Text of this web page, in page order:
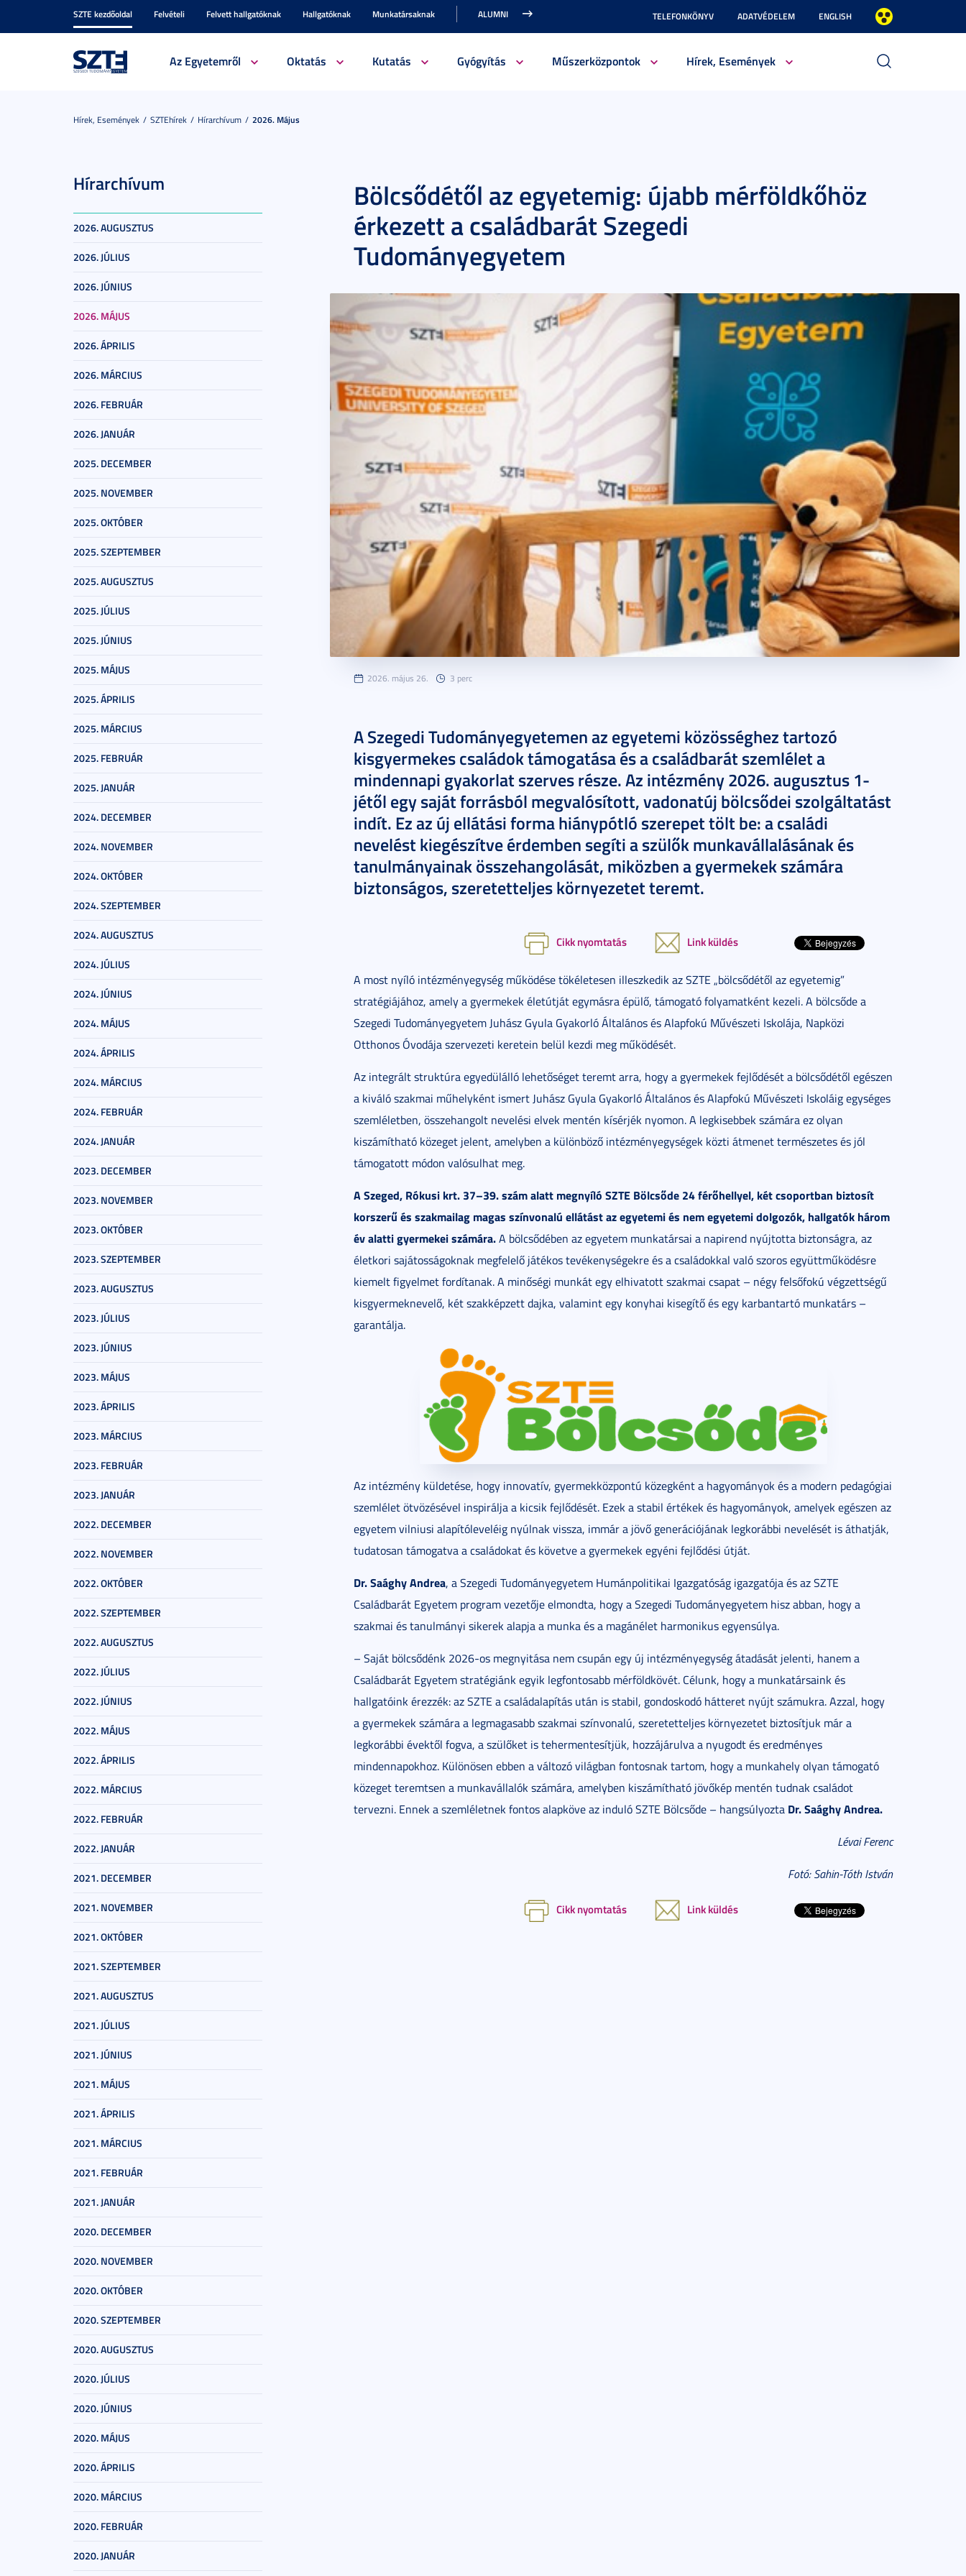
SZTE kezdőoldal Felvételi Felvett hallgatóknak Hallgatóknak Munkatársaknak ALUMNI TELEFONKÖNYV ADATVÉDELEM ENGLISH
Az Egyetemről Oktatás Kutatás Gyógyítás Műszerközpontok Hírek, Események
Hírek, Események SZTEhírek Hírarchívum 2026. Május
Hírarchívum
2026. AUGUSZTUS
2026. JÚLIUS
2026. JÚNIUS
2026. MÁJUS
2026. ÁPRILIS
2026. MÁRCIUS
2026. FEBRUÁR
2026. JANUÁR
2025. DECEMBER
2025. NOVEMBER
2025. OKTÓBER
2025. SZEPTEMBER
2025. AUGUSZTUS
2025. JÚLIUS
2025. JÚNIUS
2025. MÁJUS
2025. ÁPRILIS
2025. MÁRCIUS
2025. FEBRUÁR
2025. JANUÁR
2024. DECEMBER
2024. NOVEMBER
2024. OKTÓBER
2024. SZEPTEMBER
2024. AUGUSZTUS
2024. JÚLIUS
2024. JÚNIUS
2024. MÁJUS
2024. ÁPRILIS
2024. MÁRCIUS
2024. FEBRUÁR
2024. JANUÁR
2023. DECEMBER
2023. NOVEMBER
2023. OKTÓBER
2023. SZEPTEMBER
2023. AUGUSZTUS
2023. JÚLIUS
2023. JÚNIUS
2023. MÁJUS
2023. ÁPRILIS
2023. MÁRCIUS
2023. FEBRUÁR
2023. JANUÁR
2022. DECEMBER
2022. NOVEMBER
2022. OKTÓBER
2022. SZEPTEMBER
2022. AUGUSZTUS
2022. JÚLIUS
2022. JÚNIUS
2022. MÁJUS
2022. ÁPRILIS
2022. MÁRCIUS
2022. FEBRUÁR
2022. JANUÁR
2021. DECEMBER
2021. NOVEMBER
2021. OKTÓBER
2021. SZEPTEMBER
2021. AUGUSZTUS
2021. JÚLIUS
2021. JÚNIUS
2021. MÁJUS
2021. ÁPRILIS
2021. MÁRCIUS
2021. FEBRUÁR
2021. JANUÁR
2020. DECEMBER
2020. NOVEMBER
2020. OKTÓBER
2020. SZEPTEMBER
2020. AUGUSZTUS
2020. JÚLIUS
2020. JÚNIUS
2020. MÁJUS
2020. ÁPRILIS
2020. MÁRCIUS
2020. FEBRUÁR
2020. JANUÁR
Bölcsődétől az egyetemig: újabb mérföldkőhöz
érkezett a családbarát Szegedi
Tudományegyetem
2026. május 26. 3 perc
A Szegedi Tudományegyetemen az egyetemi közösséghez tartozó
kisgyermekes családok támogatása és a családbarát szemlélet a
mindennapi gyakorlat szerves része. Az intézmény 2026. augusztus 1-
jétől egy saját forrásból megvalósított, vadonatúj bölcsődei szolgáltatást
indít. Ez az új ellátási forma hiánypótló szerepet tölt be: a családi
nevelést kiegészítve érdemben segíti a szülők munkavállalásának és
tanulmányainak összehangolását, miközben a gyermekek számára
biztonságos, szeretetteljes környezetet teremt.
Cikk nyomtatás Link küldés
A most nyíló intézményegység működése tökéletesen illeszkedik az SZTE „bölcsődétől az egyetemig”
stratégiájához, amely a gyermekek életútját egymásra épülő, támogató folyamatként kezeli. A bölcsőde a
Szegedi Tudományegyetem Juhász Gyula Gyakorló Általános és Alapfokú Művészeti Iskolája, Napközi
Otthonos Óvodája szervezeti keretein belül kezdi meg működését.
Az integrált struktúra egyedülálló lehetőséget teremt arra, hogy a gyermekek fejlődését a bölcsődétől egészen
a kiváló szakmai műhelyként ismert Juhász Gyula Gyakorló Általános és Alapfokú Művészeti Iskoláig egységes
szemléletben, összehangolt nevelési elvek mentén kísérjék nyomon. A legkisebbek számára ez olyan
kiszámítható közeget jelent, amelyben a különböző intézményegységek közti átmenet természetes és jól
támogatott módon valósulhat meg.
A Szeged, Rókusi krt. 37–39. szám alatt megnyíló SZTE Bölcsőde 24 férőhellyel, két csoportban biztosít
korszerű és szakmailag magas színvonalú ellátást az egyetemi és nem egyetemi dolgozók, hallgatók három
év alatti gyermekei számára.A bölcsődében az egyetem munkatársai a napirend nyújtotta biztonságra, az
életkori sajátosságoknak megfelelő játékos tevékenységekre és a családokkal való szoros együttműködésre
kiemelt figyelmet fordítanak. A minőségi munkát egy elhivatott szakmai csapat – négy felsőfokú végzettségű
kisgyermeknevelő, két szakképzett dajka, valamint egy konyhai kisegítő és egy karbantartó munkatárs –
garantálja.
Az intézmény küldetése, hogy innovatív, gyermekközpontú közegként a hagyományok és a modern pedagógiai
szemlélet ötvözésével inspirálja a kicsik fejlődését. Ezek a stabil értékek és hagyományok, amelyek egészen az
egyetem vilniusi alapítóleveléig nyúlnak vissza, immár a jövő generációjának legkorábbi nevelését is áthatják,
tudatosan támogatva a családokat és követve a gyermekek egyéni fejlődési útját.
Dr. Saághy Andrea, a Szegedi Tudományegyetem Humánpolitikai Igazgatóság igazgatója és az SZTE
Családbarát Egyetem program vezetője elmondta, hogy a Szegedi Tudományegyetem hisz abban, hogy a
szakmai és tanulmányi sikerek alapja a munka és a magánélet harmonikus egyensúlya.
– Saját bölcsődénk 2026-os megnyitása nem csupán egy új intézményegység átadását jelenti, hanem a
Családbarát Egyetem stratégiánk egyik legfontosabb mérföldkövét. Célunk, hogy a munkatársaink és
hallgatóink érezzék: az SZTE a családalapítás után is stabil, gondoskodó hátteret nyújt számukra. Azzal, hogy
a gyermekek számára a legmagasabb szakmai színvonalú, szeretetteljes környezetet biztosítjuk már a
legkorábbi évektől fogva, a szülőket is tehermentesítjük, hozzájárulva a nyugodt és eredményes
mindennapokhoz. Különösen ebben a változó világban fontosnak tartom, hogy a munkahely olyan támogató
közeget teremtsen a munkavállalók számára, amelyben kiszámítható jövőkép mentén tudnak családot
tervezni. Ennek a szemléletnek fontos alapköve az induló SZTE Bölcsőde – hangsúlyozta Dr. Saághy Andrea.
Lévai Ferenc
Fotó: Sahin-Tóth István
Cikk nyomtatás Link küldés